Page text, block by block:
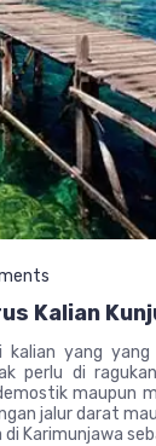
Kalian
yang
perlu di
maupun
jalur darat
Karimunjawa